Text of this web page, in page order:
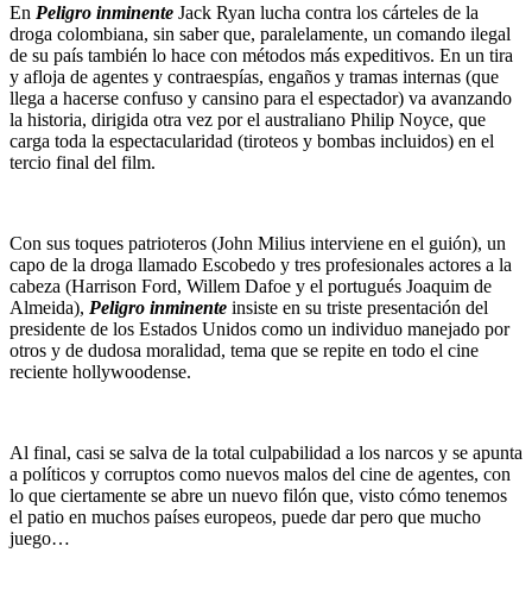
En Peligro inminente Jack Ryan lucha contra los cárteles de la
droga colombiana, sin saber que, paralelamente, un comando ilegal
de su país también lo hace con métodos más expeditivos. En un tira
y afloja de agentes y contraespías, engaños y tramas internas (que
llega a hacerse confuso y cansino para el espectador) va avanzando
la historia, dirigida otra vez por el australiano Philip Noyce, que
carga toda la espectacularidad (tiroteos y bombas incluidos) en el
tercio final del film.
Con sus toques patrioteros (John Milius interviene en el guión), un
capo de la droga llamado Escobedo y tres profesionales actores a la
cabeza (Harrison Ford, Willem Dafoe y el portugués Joaquim de
Almeida), Peligro inminente insiste en su triste presentación del
presidente de los Estados Unidos como un individuo manejado por
otros y de dudosa moralidad, tema que se repite en todo el cine
reciente hollywoodense.
Al final, casi se salva de la total culpabilidad a los narcos y se apunta
a políticos y corruptos como nuevos malos del cine de agentes, con
lo que ciertamente se abre un nuevo filón que, visto cómo tenemos
el patio en muchos países europeos, puede dar pero que mucho
juego…